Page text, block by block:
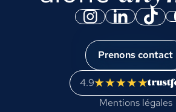
Prenons contact
4.9
Mentions légales